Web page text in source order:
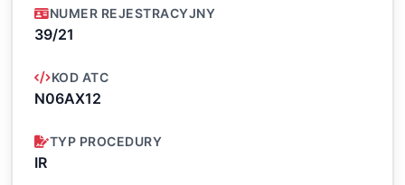
NUMER REJESTRACYJNY
39/21
KOD ATC
N06AX12
TYP PROCEDURY
IR